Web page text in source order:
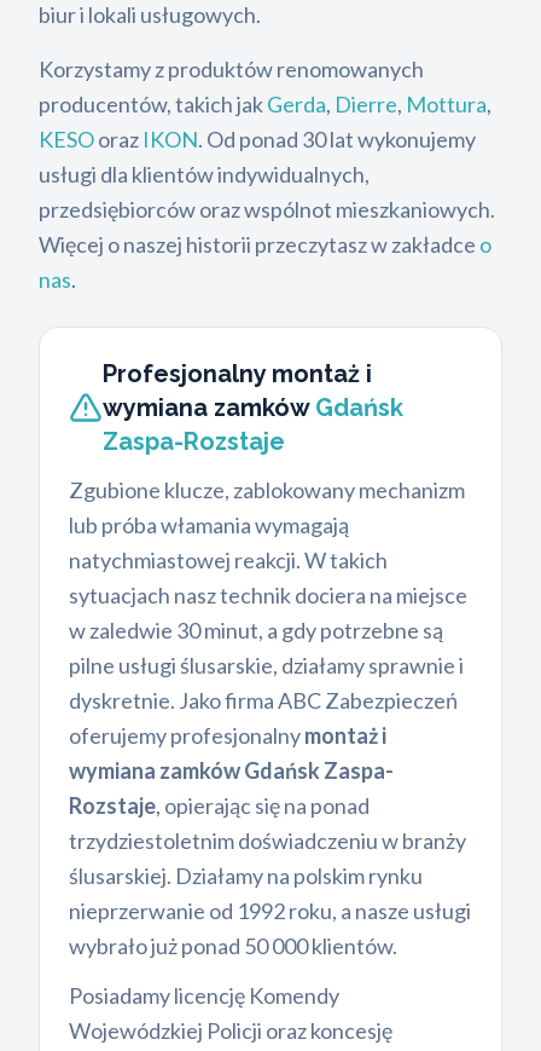
biur i lokali usługowych.
Korzystamy z produktów renomowanych
producentów, takich jakGerda, Dierre, Mottura,
KESOoraz IKON. Od ponad 30 lat wykonujemy
usługi dla klientów indywidualnych,
przedsiębiorców oraz wspólnot mieszkaniowych.
Więcej o naszej historii przeczytasz w zakładce o
nas.
Profesjonalny montaż i
wymiana zamków Gdańsk
Zaspa-Rozstaje
Zgubione klucze, zablokowany mechanizm
lub próba włamania wymagają
natychmiastowej reakcji. W takich
sytuacjach nasz technik dociera na miejsce
w zaledwie 30 minut, a gdy potrzebne są
pilne usługi ślusarskie, działamy sprawnie i
dyskretnie. Jako firma ABC Zabezpieczeń
oferujemy profesjonalnymontaż i
wymiana zamków Gdańsk Zaspa-
Rozstaje, opierając się na ponad
trzydziestoletnim doświadczeniu w branży
ślusarskiej. Działamy na polskim rynku
nieprzerwanie od 1992 roku, a nasze usługi
wybrało już ponad 50 000 klientów.
Posiadamy licencję Komendy
Wojewódzkiej Policji oraz koncesję